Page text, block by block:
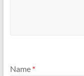
Name *